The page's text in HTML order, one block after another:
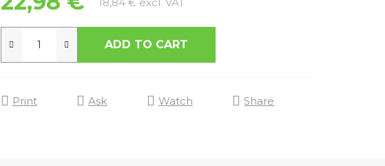
ADD TO CART
Print Ask Watch Share